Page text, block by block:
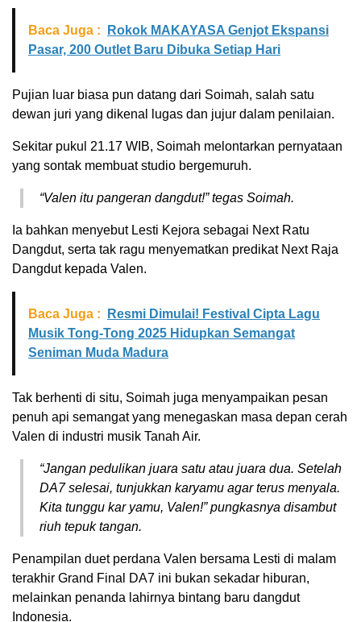
Baca Juga :
Rokok MAKAYASA Genjot Ekspansi
Pasar, 200 Outlet Baru Dibuka Setiap Hari
Pujian luar biasa pun datang dari Soimah, salah satu
dewan juri yang dikenal lugas dan jujur dalam penilaian.
Sekitar pukul 21.17 WIB, Soimah melontarkan pernyataan
yang sontak membuat studio bergemuruh.
“Valen itu pangeran dangdut!” tegas Soimah.
Ia bahkan menyebut Lesti Kejora sebagai Next Ratu
Dangdut, serta tak ragu menyematkan predikat Next Raja
Dangdut kepada Valen.
Baca Juga :
Resmi Dimulai! Festival Cipta Lagu
Musik Tong-Tong 2025 Hidupkan Semangat
Seniman Muda Madura
Tak berhenti di situ, Soimah juga menyampaikan pesan
penuh api semangat yang menegaskan masa depan cerah
Valen di industri musik Tanah Air.
“Jangan pedulikan juara satu atau juara dua. Setelah
DA7 selesai, tunjukkan karyamu agar terus menyala.
Kita tunggu kar yamu, Valen!” pungkasnya disambut
riuh tepuk tangan.
Penampilan duet perdana Valen bersama Lesti di malam
terakhir Grand Final DA7 ini bukan sekadar hiburan,
melainkan penanda lahirnya bintang baru dangdut
Indonesia.